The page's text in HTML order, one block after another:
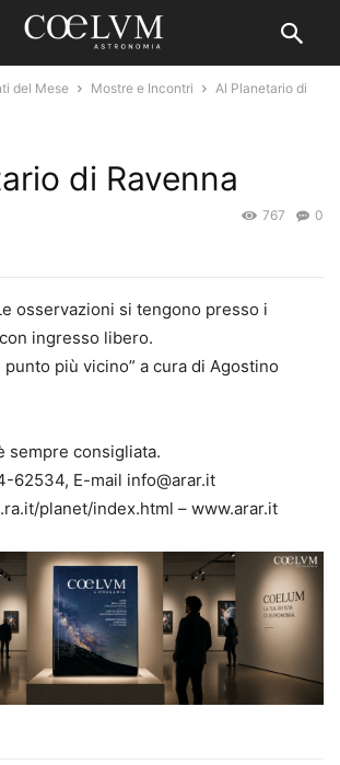
del Mese Mostre e Incontri
Al Planetario di
di Ravenna
0
767
osservazioni si tengono presso i
ingresso libero.
punto più vicino” a cura di Agostino
sempre consigliata.
62534, E-mail info@arar.it
planet/index.html – www.arar.it